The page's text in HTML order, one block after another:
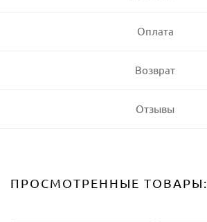
Оплата
Возврат
Отзывы
ПРОСМОТРЕННЫЕ ТОВАРЫ: